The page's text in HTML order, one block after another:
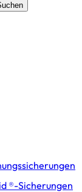
®-Sicherungen